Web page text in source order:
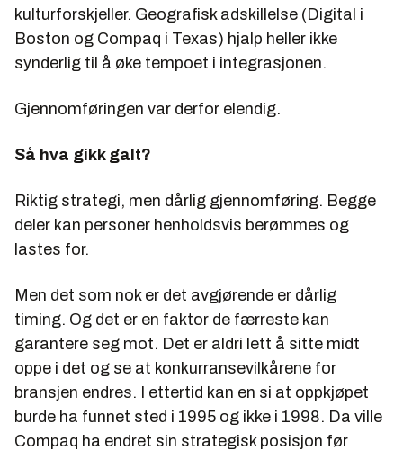
kulturforskjeller. Geografisk adskillelse (Digital i
Boston og Compaq i Texas) hjalp heller ikke
synderlig til å øke tempoet i integrasjonen.
Gjennomføringen var derfor elendig.
Så hva gikk galt?
Riktig strategi, men dårlig gjennomføring. Begge
deler kan personer henholdsvis berømmes og
lastes for.
Men det som nok er det avgjørende er dårlig
timing. Og det er en faktor de færreste kan
garantere seg mot. Det er aldri lett å sitte midt
oppe i det og se at konkurransevilkårene for
bransjen endres. I ettertid kan en si at oppkjøpet
burde ha funnet sted i 1995 og ikke i 1998. Da ville
Compaq ha endret sin strategisk posisjon før